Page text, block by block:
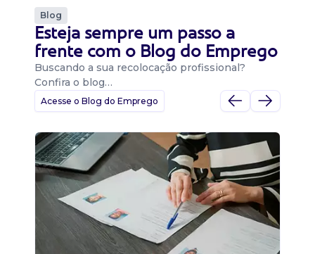
Blog
Esteja sempre um passo a
frente com o Blog do Emprego
Buscando a sua recolocação profissional?
Confira o blog…
Acesse o Blog do Emprego